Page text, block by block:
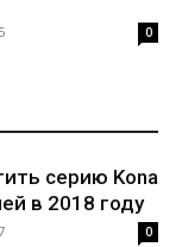
0
серию Kona
в 2018 году
0